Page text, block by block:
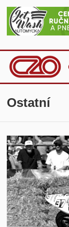
Češi ve světě
TCR Eastern Europe
F4 CEZ
Clio Cup Bohemia
Ostatní
Historie
Ostatní